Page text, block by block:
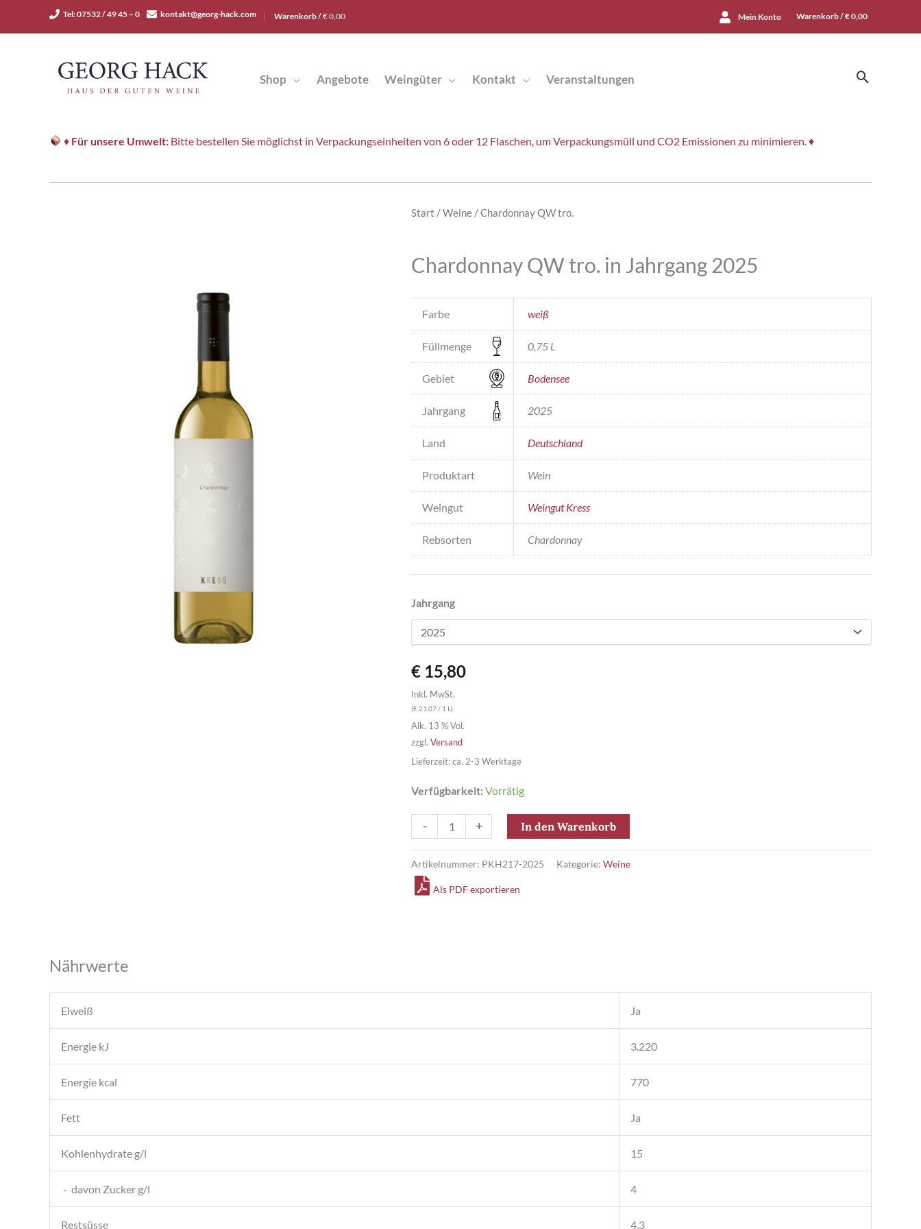
Tel: 07532 / 49 45 – 0 kontakt@georg-hack.com | Warenkorb /€0,00 Mein Konto Warenkorb /€0,00
Shop Angebote Weingüter Kontakt Veranstaltungen Suchen
♦ Für unsere Umwelt: Bitte bestellen Sie möglichst in Verpackungseinheiten von 6 oder 12 Flaschen, um Verpackungsmüll und CO2 Emissionen zu minimieren. ♦
Start /Weine / Chardonnay QW tro.
Chardonnay QW tro. in Jahrgang 2025
Farbe weiß
Füllmenge 0,75 L
Gebiet Bodensee
Jahrgang 2025
Land Deutschland
Produktart Wein
Weingut Weingut Kress
Rebsorten Chardonnay
Jahrgang
€ 15,80
Inkl. MwSt.
(€21,07/ 1 L)
Alk. 13 % Vol.
zzgl. Versand
Lieferzeit: ca. 2-3 Werktage
Verfügbarkeit: Vorrätig
-
Chardonnay
QW
tro.
Menge
+ In den Warenkorb
Artikelnummer: PKH217-2025 Kategorie: Weine
Als PDF exportieren
Nährwerte
Eiweiß Ja
Energie kJ 3.220
Energie kcal 770
Fett Ja
Kohlenhydrate g/l 15
- davon Zucker g/l 4
Restsüsse 4,3